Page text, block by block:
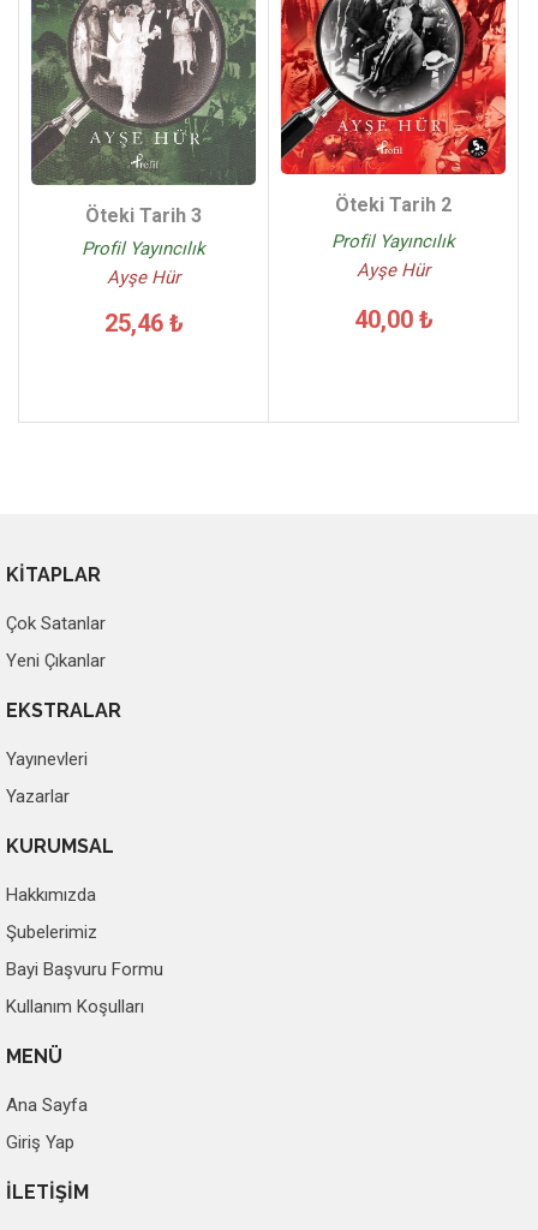
Öteki Tarih 3
Profil Yayıncılık
Ayşe Hür
25,46 ₺
Öteki Tarih 2
Profil Yayıncılık
Ayşe Hür
40,00 ₺
KİTAPLAR
Çok Satanlar
Yeni Çıkanlar
EKSTRALAR
Yayınevleri
Yazarlar
KURUMSAL
Hakkımızda
Şubelerimiz
Bayi Başvuru Formu
Kullanım Koşulları
MENÜ
Ana Sayfa
Giriş Yap
İLETİŞİM